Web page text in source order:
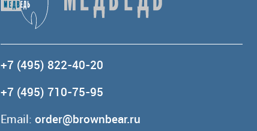
+7 (495) 822-40-20
+7 (495) 710-75-95
Email: order@brownbear.ru